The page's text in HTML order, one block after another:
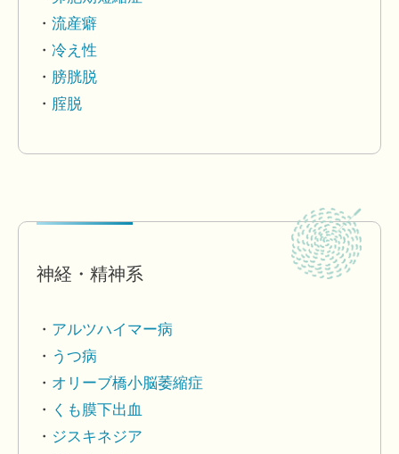
流産癖
冷え性
膀胱脱
腟脱
神経・精神系
アルツハイマー病
うつ病
オリーブ橋小脳萎縮症
くも膜下出血
ジスキネジア